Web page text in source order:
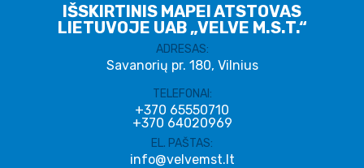
IŠSKIRTINIS MAPEI ATSTOVAS
LIETUVOJE UAB „VELVE M.S.T.“
ADRESAS:
Savanorių pr. 180, Vilnius
TELEFONAI:
+370 65550710
+370 64020969
EL. PAŠTAS:
info@velvemst.lt